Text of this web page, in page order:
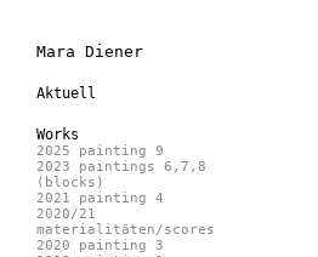
Mara Diener
Aktuell
Works
2025 painting 9
2023 paintings 6,7,8
(blocks)
2021 painting 4
2020/21
materialitäten/scores
2020 painting 3